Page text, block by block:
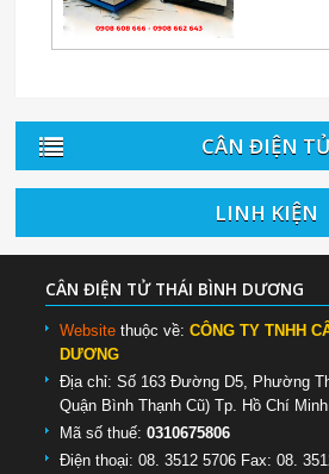
CÂN ĐIỆN
LINH KIỆN
CÂN ĐIỆN TỬ THÁI BÌNH DƯƠNG
Website thuộc về:CÔNG TY TNHH
DƯƠNG
Địa chỉ: Số 163 Đường D5, Phường
Quận Bình Thạnh Cũ) Tp. Hồ Chí Minh
Mã số thuế:0310675806
Điện thoại: 08. 3512 5706 Fax: 08.